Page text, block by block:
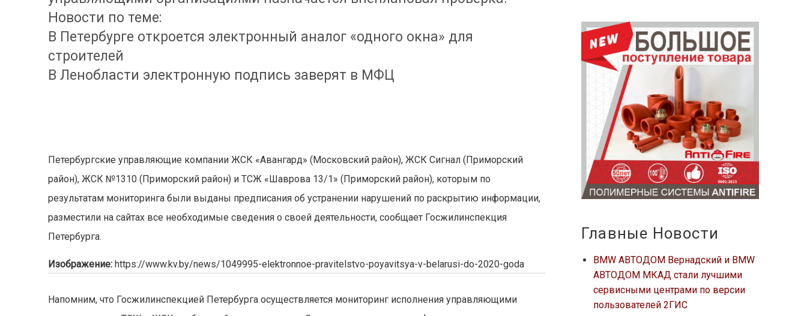
Новости по теме:
В Петербурге откроется электронный аналог «одного окна» для
строителей
В Ленобласти электронную подпись заверят в МФЦ
Петербургские управляющие компании ЖСК «Авангард» (Московский район), ЖСК Сигнал (Приморский
район), ЖСК №1310 (Приморский район) и ТСЖ «Шаврова 13/1» (Приморский район), которым по
результатам мониторинга были выданы предписания об устранении нарушений по раскрытию информации,
разместили на сайтах все необходимые сведения о своей деятельности, сообщает Госжилинспекция
Петербурга.
Изображение:https://www.kv.by/news/1049995-elektronnoe-pravitelstvo-poyavitsya-v-belarusi-do-2020-goda
Напомним, что Госжилинспекцией Петербурга осуществляется мониторинг исполнения управляющими
Главные Новости
BMW АВТОДОМ Вернадский и BMW
АВТОДОМ МКАД стали лучшими
сервисными центрами по версии
пользователей 2ГИС